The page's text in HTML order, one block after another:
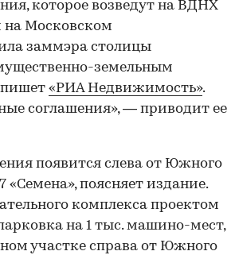
которое возведут на ВДНХ
на Московском
заммэра столицы
земельным
«РИА Недвижимость».
соглашения», — приводит ее
появится слева от Южного
поясняет издание.
комплекса проектом
на 1 тыс. машино-мест,
участке справа от Южного